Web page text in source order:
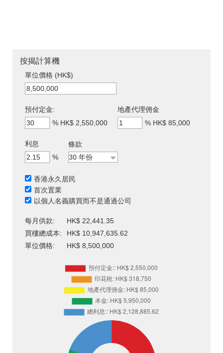
按揭計算機
單位價格 (HK$)
預付定金:
% HK$ 2,550,000
地產代理佣金
% HK$ 85,000
利息
%
條款
香港永久居民
首次置業
以個人名義購買而不是通過公司
每月供款:
HK$ 22,441.35
買樓總成本:
HK$ 10,947,635.62
單位價格:
HK$ 8,500,000